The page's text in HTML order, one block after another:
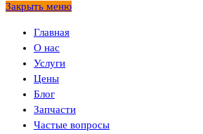
Закрыть меню
Главная
О нас
Услуги
Цены
Блог
Запчасти
Частые вопросы